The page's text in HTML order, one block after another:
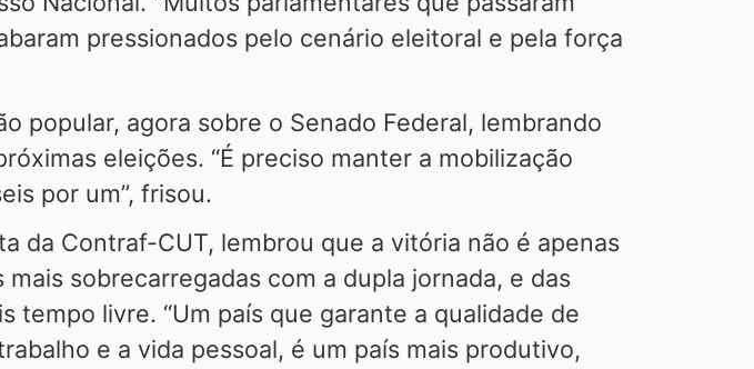
pressionados pelo cenário eleitoral e pela força
popular, agora sobre o Senado Federal, lembrando
eleições. “É preciso manter a mobilização
por um”, frisou.
da Contraf-CUT, lembrou que a vitória não é apenas
sobrecarregadas com a dupla jornada, e das
tempo livre. “Um país que garante a qualidade de
e a vida pessoal, é um país mais produtivo,